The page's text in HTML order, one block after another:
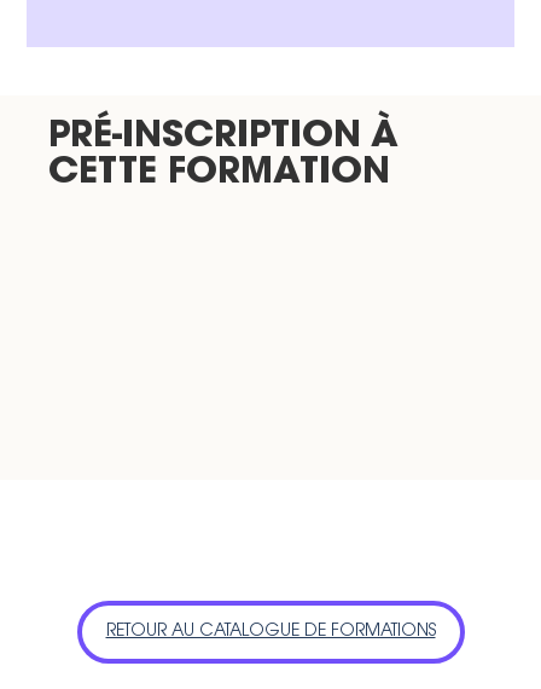
PRÉ-INSCRIPTION À
CETTE FORMATION
RETOUR AU CATALOGUE DE FORMATIONS